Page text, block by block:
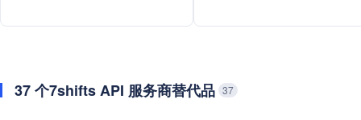
37 个7shifts API 服务商替代品 37